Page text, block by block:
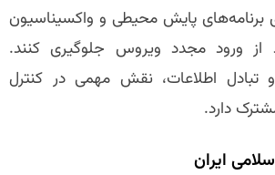
برنامه‌های پایش محیطی و واکسیناسیون
از ورود مجدد ویروس جلوگیری کنند.
تبادل اطلاعات، نقش مهمی در کنترل
دارد.
ایران